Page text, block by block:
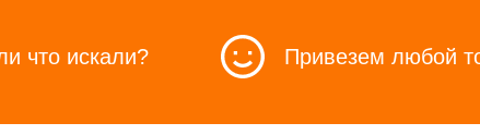
что искали? Привезем любой